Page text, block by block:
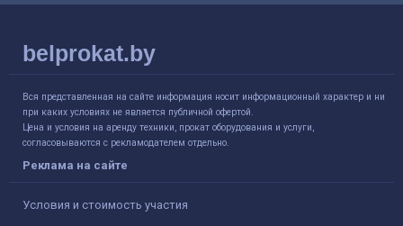
belprokat.by
Вся представленная на сайте информация носит информационный характер и ни
при каких условиях не является публичной офертой.
Цена и условия на аренду техники, прокат оборудования и услуги,
согласовываются с рекламодателем отдельно.
Реклама на сайте
Условия и стоимость участия